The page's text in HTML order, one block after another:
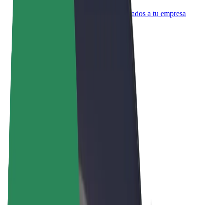
Bolt para empresas
Productos y servicios de Bolt adaptados a tu empresa